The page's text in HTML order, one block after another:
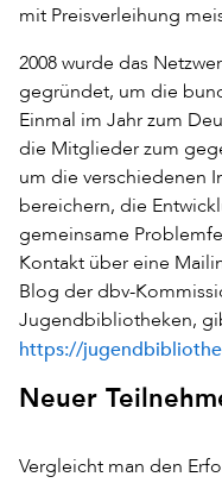
mit Preisverleihung
2008 wurde das
gegründet, um die
Einmal im Jahr zum
die Mitglieder zum
um die verschiedenen
bereichern, die
gemeinsame
Kontakt über eine
Blog der dbv-
Jugendbibliotheken,
https://
Neuer
Vergleicht man den